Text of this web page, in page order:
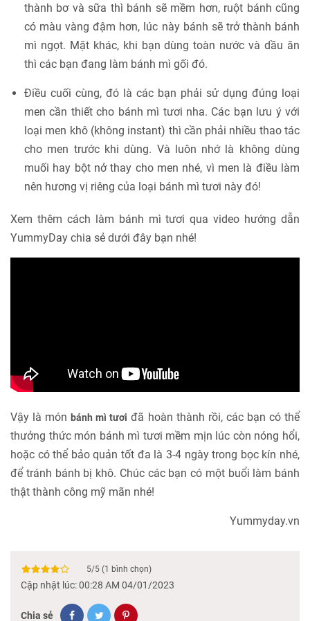
thành bơ và sữa thì bánh sẽ mềm hơn, ruột bánh cũng
có màu vàng đậm hơn, lúc này bánh sẽ trở thành bánh
mì ngọt. Mặt khác, khi bạn dùng toàn nước và dầu ăn
thì các bạn đang làm bánh mì gối đó.
Điều cuối cùng, đó là các bạn phải sử dụng đúng loại
men cần thiết cho bánh mì tươi nha. Các bạn lưu ý với
loại men khô (không instant) thì cần phải nhiều thao tác
cho men trước khi dùng. Và luôn nhớ là không dùng
muối hay bột nở thay cho men nhé, vì men là điều làm
nên hương vị riêng của loại bánh mì tươi này đó!
Xem thêm cách làm bánh mì tươi qua video hướng dẫn
YummyDay chia sẻ dưới đây bạn nhé!
Vậy là mónbánh mì tươi đã hoàn thành rồi, các bạn có thể
thưởng thức món bánh mì tươi mềm mịn lúc còn nóng hổi,
hoặc có thể bảo quản tốt đa là 3-4 ngày trong bọc kín nhé,
để tránh bánh bị khô. Chúc các bạn có một buổi làm bánh
thật thành công mỹ mãn nhé!
Yummyday.vn
5/5 (1 bình chọn)
Cập nhật lúc: 00:28 AM 04/01/2023
Chia sẻ